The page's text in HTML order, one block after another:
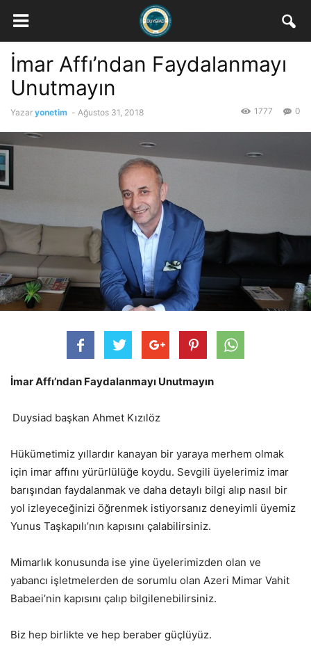
İmar Affı’ndan Faydalanmayı
Unutmayın
Yazar yonetim - Ağustos 31, 2018 0
1777
İmar Affı’ndan Faydalanmayı Unutmayın
Duysiad başkan Ahmet Kızılöz
Hükümetimiz yıllardır kanayan bir yaraya merhem olmak
için imar affını yürürlülüğe koydu. Sevgili üyelerimiz imar
barışından faydalanmak ve daha detaylı bilgi alıp nasıl bir
yol izleyeceğinizi öğrenmek istiyorsanız deneyimli üyemiz
Yunus Taşkapılı’nın kapısını çalabilirsiniz.
Mimarlık konusunda ise yine üyelerimizden olan ve
yabancı işletmelerden de sorumlu olan Azeri Mimar Vahit
Babaei’nin kapısını çalıp bilgilenebilirsiniz.
Biz hep birlikte ve hep beraber güçlüyüz.